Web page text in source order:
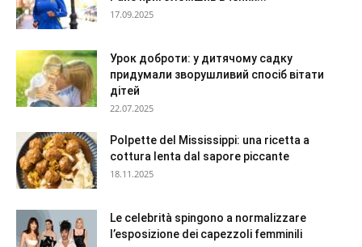
17.09.2025
Урок доброти: у дитячому садку
придумали зворушливий спосіб вітати
дітей
22.07.2025
Polpette del Mississippi: una ricetta a
cottura lenta dal sapore piccante
18.11.2025
Le celebrità spingono a normalizzare
l’esposizione dei capezzoli femminili